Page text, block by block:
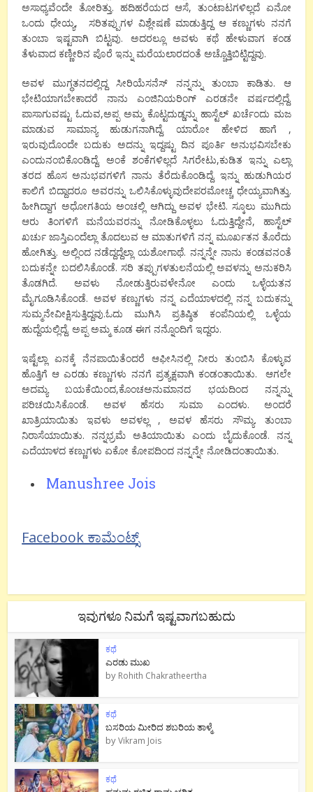
ಅಸಾಧ್ಯವೆಂದೇ ತೋರಿತ್ತು. ಹದಿಹರೆಯದ ಆಸೆ, ತುಂಟಾಟಗಳಿಲ್ಲದೆ ಏನೋ
ಒಂದು ಧೇಯ್ಯ, ಸರಿತಪ್ಪುಗಳ ವಿಶ್ಲೇಷಣೆ ಮಾಡುತ್ತಿದ್ದ ಆ ಕಣ್ಣುಗಳು ನನಗೆ
ತುಂಬಾ ಇಷ್ಟವಾಗಿ ಬಿಟ್ಟವು. ಅದರಲ್ಲೂ ಅವಳು ಕಥೆ ಹೇಳುವಾಗ ಕಂಡ
ತೆಳುವಾದ ಕಣ್ಣೀರಿನ ಪೊರೆ ಇನ್ನು ಮರೆಯಲಾರದಂತೆ ಅಚ್ಚೊತ್ತಿಬಿಟ್ಟಿದ್ದವು.
ಅವಳ ಮುಗ್ಧತನದಲ್ಲಿದ್ದ ಸೀರಿಯೆಸನೆಸ್ ನನ್ನನ್ನು ತುಂಬಾ ಕಾಡಿತು. ಆ
ಭೇಟಿಯಾಗಬೇಕಾದರೆ ನಾನು ಎಂಜಿನಿಯರಿಂಗ್ ಎರಡನೇ ವರ್ಷದಲ್ಲಿದ್ದೆ.
ಪಾಸಾಗುವಷ್ಟು ಓದುವ,ಅಪ್ಪ ಅಮ್ಮ ಕೊಟ್ಟದುಡ್ಡನ್ನು ಹಾಸ್ಟೆಲ್ ಖರ್ಚೆಂದು ಮಜ
ಮಾಡುವ ಸಾಮಾನ್ಯ ಹುಡುಗನಾಗಿದ್ದೆ. ಯಾರೋ ಹೇಳಿದ ಹಾಗೆ ,
ಇರುವುದೊಂದೇ ಬದುಕು ಅದನ್ನು ಇದ್ದಷ್ಟು ದಿನ ಪೂರ್ತಿ ಅನುಭವಿಸಬೇಕು
ಎಂದುನಂಬಿಕೊಂಡಿದ್ದೆ. ಅಂಕೆ ಶಂಕೆಗಳಿಲ್ಲದೆ ಸಿಗರೇಟು,ಕುಡಿತ ಇನ್ನು ಎಲ್ಲಾ
ತರದ ಹೊಸ ಅನುಭವಗಳಿಗೆ ನಾನು ತೆರೆದುಕೊಂಡಿದ್ದೆ. ಇನ್ನು ಹುಡುಗಿಯರ
ಕಾಲಿಗೆ ಬಿದ್ದಾದರೂ ಅವರನ್ನು ಒಲಿಸಿಕೊಳ್ಳುವುದೇಪರಮೋಚ್ಚ ಧೇಯ್ಯವಾಗಿತ್ತು.
ಹೀಗಿದ್ದಾಗ ಅಧೋಗತಿಯ ಅಂಚಲ್ಲಿ ಆಗಿದ್ದು ಅವಳ ಭೇಟಿ. ಸ್ಕೂಲು ಮುಗಿದು
ಆರು ತಿಂಗಳಿಗೆ ಮನೆಯವರನ್ನು ನೋಡಿಕೊಳ್ಳಲು ಓದುತ್ತಿದ್ದೇನೆ, ಹಾಸ್ಟೆಲ್
ಖರ್ಚು ಜಾಸ್ತಿಎಂದೆಲ್ಲಾ ತೊದಲುವ ಆ ಮಾತುಗಳಿಗೆ ನನ್ನ ಮೂರ್ಖತನ ತೊರೆದು
ಹೋಗಿತ್ತು. ಅಲ್ಲಿಂದ ನಡೆದ್ದದ್ದೆಲ್ಲಾ ಯಶೋಗಾಥೆ. ನನ್ನನ್ನೇ ನಾನು ಕಂಡವನಂತೆ
ಬದುಕನ್ನೇ ಬದಲಿಸಿಕೊಂಡೆ. ಸರಿ ತಪ್ಪುಗಳತುಲನೆಯಲ್ಲಿ ಅವಳನ್ನು ಅನುಕರಿಸಿ
ತೊಡಗಿದೆ. ಅವಳು ನೋಡುತ್ತಿರುವಳೇನೋ ಎಂದು ಒಳ್ಳೆಯತನ
ಮೈಗೂಡಿಸಿಕೊಂಡೆ. ಅವಳ ಕಣ್ಣುಗಳು ನನ್ನ ಎದೆಯಾಳದಲ್ಲಿ ನನ್ನ ಬದುಕನ್ನು
ಸುಮ್ಮನೇವೀಕ್ಷಿಸುತ್ತಿದ್ದವು.ಓದು ಮುಗಿಸಿ ಪ್ರತಿಷ್ಠಿತ ಕಂಪೆನಿಯಲ್ಲಿ ಒಳ್ಳೆಯ
ಹುದ್ದೆಯಲ್ಲಿದ್ದೆ. ಅಪ್ಪ ಅಮ್ಮ ಕೂಡ ಈಗ ನನ್ನೊಂದಿಗೆ ಇದ್ದರು.
ಇಷ್ಟೆಲ್ಲಾ ಏನಕ್ಕೆ ನೆನಪಾಯಿತೆಂದರೆ ಆಫೀಸಿನಲ್ಲಿ ನೀರು ತುಂಬಿಸಿ ಕೊಳ್ಳುವ
ಹೊತ್ತಿಗೆ ಆ ಎರಡು ಕಣ್ಣುಗಳು ನನಗೆ ಪ್ರತ್ಯಕ್ಷವಾಗಿ ಕಂಡಂತಾಯಿತು. ಆಗಲೇ
ಅದಮ್ಯ ಬಯಕೆಯಿಂದ,ಕೊಂಚಅನುಮಾನದ ಭಯದಿಂದ ನನ್ನನ್ನು
ಪರಿಚಯಿಸಿಕೊಂಡೆ. ಅವಳ ಹೆಸರು ಸುಮಾ ಎಂದಳು. ಅಂದರೆ
ಖಾತ್ರಿಯಾಯಿತು ಇವಳು ಅವಳಲ್ಲ , ಅವಳ ಹೆಸರು ಸೌಮ್ಯ. ತುಂಬಾ
ನಿರಾಸೆಯಾಯಿತು. ನನ್ನಭ್ರಮೆ ಅತಿಯಾಯಿತು ಎಂದು ಬೈದುಕೊಂಡೆ. ನನ್ನ
ಎದೆಯಾಳದ ಕಣ್ಣುಗಳು ಏಕೋ ಕೋಪದಿಂದ ನನ್ನನ್ನೇ ನೋಡಿದಂತಾಯಿತು.
Manushree Jois
Facebook ಕಾಮೆಂಟ್ಸ್
ಇವುಗಳೂ ನಿಮಗೆ ಇಷ್ಟವಾಗಬಹುದು
ಕಥೆ
ಎರಡು ಮುಖ
by Rohith Chakratheertha
ಕಥೆ
ಬಸರಿಯ ಮೀರಿದ ಶಬರಿಯ ತಾಳ್ಮೆ
byVikram Jois
ಕಥೆ